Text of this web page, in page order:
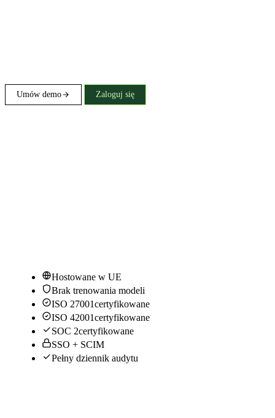
Umów demo Zaloguj się
Hostowane w UE
Brak trenowania modeli
ISO 27001certyfikowane
ISO 42001certyfikowane
SOC 2certyfikowane
SSO + SCIM
Pełny dziennik audytu